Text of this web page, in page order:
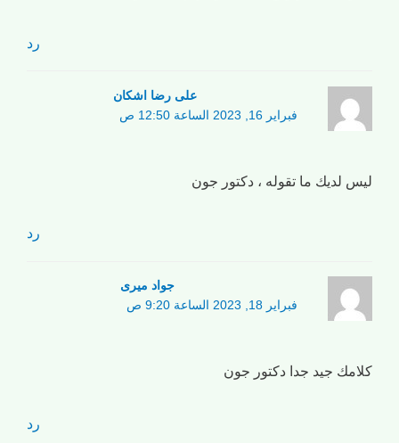
رد
علی رضا اشکان
فبراير 16, 2023 الساعة 12:50 ص
ليس لديك ما تقوله ، دكتور جون
رد
جواد میری
فبراير 18, 2023 الساعة 9:20 ص
كلامك جيد جدا دكتور جون
رد